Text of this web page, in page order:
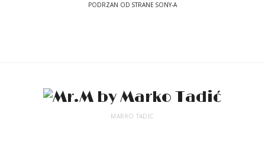
PODRZAN OD STRANE SONY-A
MARKO TADIC